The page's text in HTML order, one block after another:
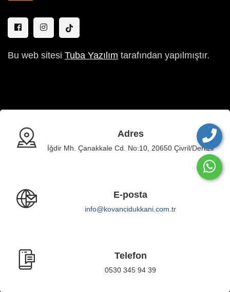
Bu web sitesi Tuba Yazılım tarafından yapılmıştır.
Adres
İğdir Mh. Çanakkale Cd. No:10, 20650 Çivril/Denizli
E-posta
info@kovancidukkani.com.tr
Telefon
0530 345 94 39